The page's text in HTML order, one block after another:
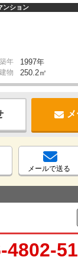
ンション
築年 1997年
建物 250.2㎡
メールで送る
4802-